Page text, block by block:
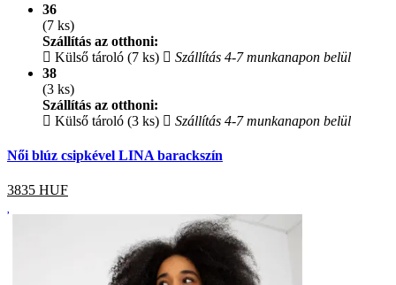
36
(7 ks)
Szállítás az otthoni:
Külső tároló (7 ks)
Szállítás 4-7 munkanapon belül
38
(3 ks)
Szállítás az otthoni:
Külső tároló (3 ks)
Szállítás 4-7 munkanapon belül
Női blúz csipkével LINA barackszín
3835 HUF